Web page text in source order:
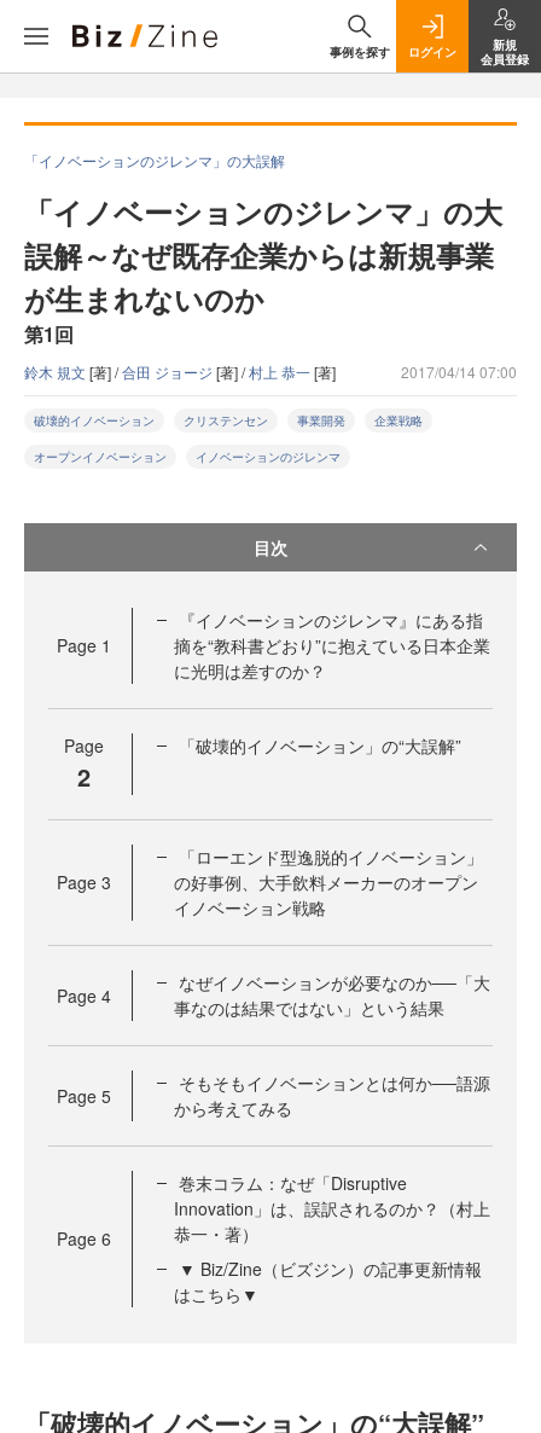
事例を探す ログイン
新規
会員登録
「イノベーションのジレンマ」の大誤解
「イノベーションのジレンマ」の大
誤解～なぜ既存企業からは新規事業
が生まれないのか
第1回
鈴木 規文 [著] /合田 ジョージ [著] /村上 恭一[著] 2017/04/14 07:00
破壊的イノベーション クリステンセン 事業開発 企業戦略
オープンイノベーション イノベーションのジレンマ
目次
Page 1
『イノベーションのジレンマ』にある指
摘を“教科書どおり”に抱えている日本企業
に光明は差すのか？
Page
2
「破壊的イノベーション」の“大誤解”
Page 3
「ローエンド型逸脱的イノベーション」
の好事例、大手飲料メーカーのオープン
イノベーション戦略
Page 4
なぜイノベーションが必要なのか──「大
事なのは結果ではない」という結果
Page 5
そもそもイノベーションとは何か──語源
から考えてみる
Page 6
巻末コラム：なぜ「Disruptive
Innovation」は、誤訳されるのか？（村上
恭一・著）
▼ Biz/Zine（ビズジン）の記事更新情報
はこちら▼
「破壊的イノベーション」の“大誤解”